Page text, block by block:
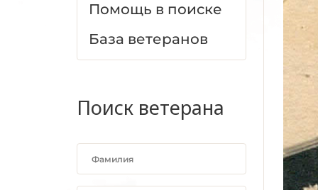
Помощь в поиске
База ветеранов
Поиск ветерана